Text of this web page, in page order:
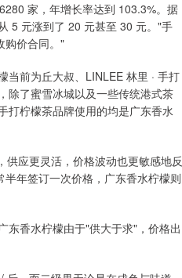
家，年增长率达到 103.3%。据
5 元涨到了 20 元甚至 30 元。"手
购价合同。"
当前为丘大叔、LINLEE 林里 · 手打
除了蜜雪冰城以及一些传统港式茶
打柠檬茶品牌使用的均是广东香水
应更灵活，价格波动也更敏感地反
年签订一次价格，广东香水柠檬则
东香水柠檬由于"供大于求"，价格出